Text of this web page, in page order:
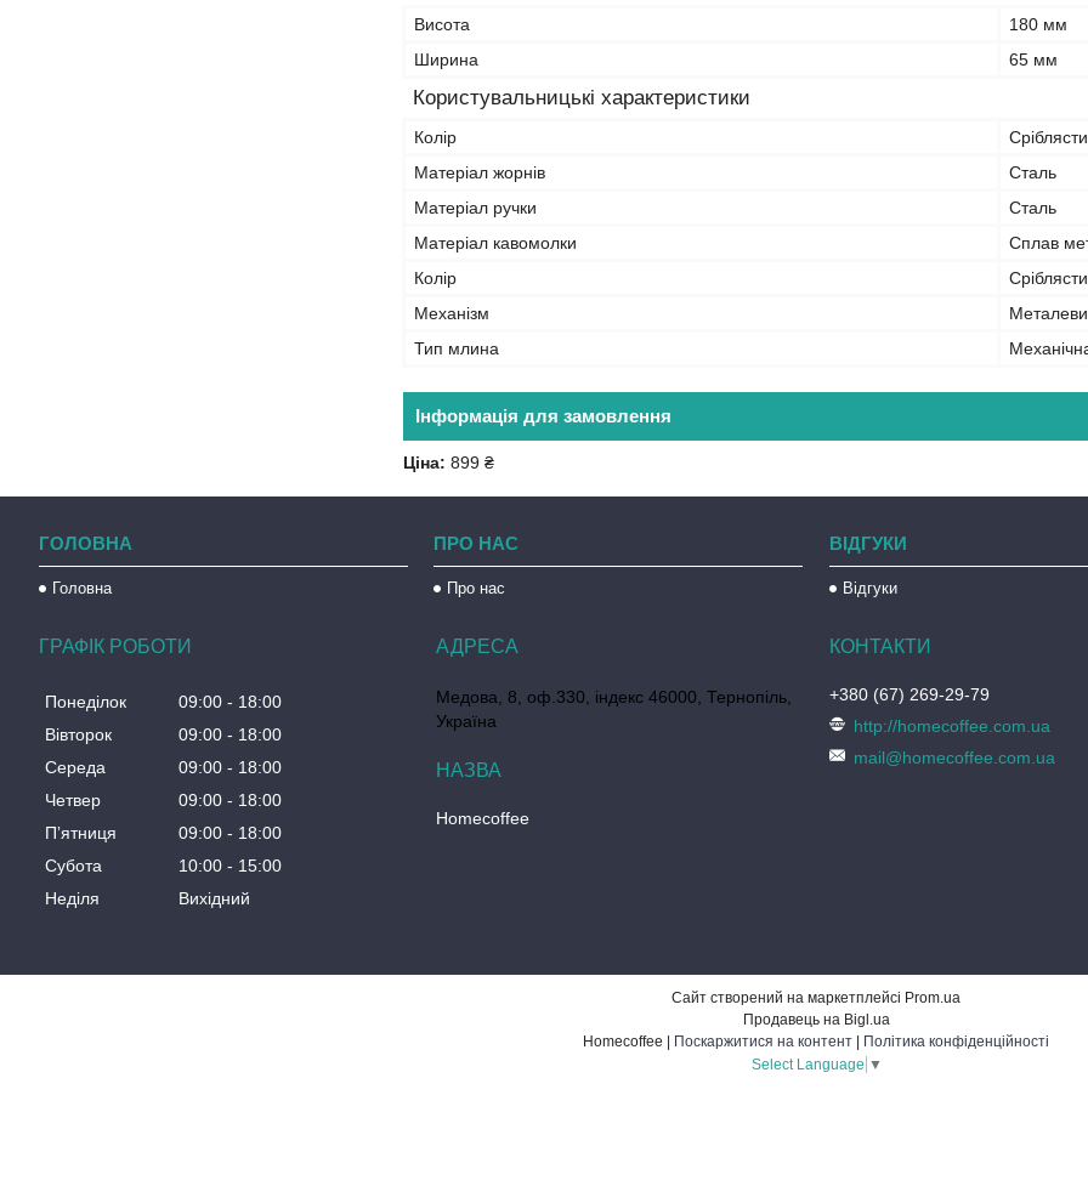
Висота
180 мм
Ширина
65 мм
Користувальницькі характеристики
Колір
Матеріал жорнів
Сталь
Матеріал ручки
Сталь
Матеріал кавомолки
Сплав
Колір
Механізм
Тип млина
Інформація для замовлення
Ціна: 899 ₴
ГОЛОВНА
Головна
ПРО НАС
Про нас
ВІДГУКИ
Відгуки
ГРАФІК РОБОТИ
Понеділок 09:00
18:00
Вівторок
09:00
18:00
Середа
09:00
18:00
Четвер
09:00
18:00
Пʼятниця
09:00
18:00
Субота
10:00
15:00
Неділя
Вихідний
Медова, 8, оф.330, індекс 46000, Тернопіль,
Україна
Homecoffee
+380 (67) 269-29-79
http://homecoffee.com.ua
mail@homecoffee.com.ua
Сайт створений на маркетплейсі Prom.ua
Продавець на Bigl.ua
Поскаржитися на контент
Політика конфіденційності
Select Language ▼